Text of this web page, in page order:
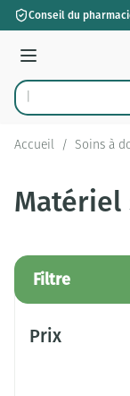
Aller au contenu
Conseil du
Menu
Rechercher
Accueil / Soins à
Filtre
Prix